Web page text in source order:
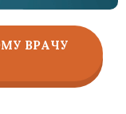
ВРАЧУ